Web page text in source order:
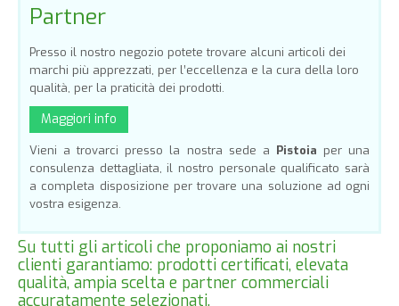
Partner
Presso il nostro negozio potete trovare alcuni articoli dei
marchi più apprezzati, per l’eccellenza e la cura della loro
qualità, per la praticità dei prodotti.
Maggiori info
Vieni a trovarci presso la nostra sede a Pistoia per una
consulenza dettagliata, il nostro personale qualificato sarà
a completa disposizione per trovare una soluzione ad ogni
vostra esigenza.
Su tutti gli articoli che proponiamo ai nostri
clienti garantiamo: prodotti certificati, elevata
qualità, ampia scelta e partner commerciali
accuratamente selezionati.